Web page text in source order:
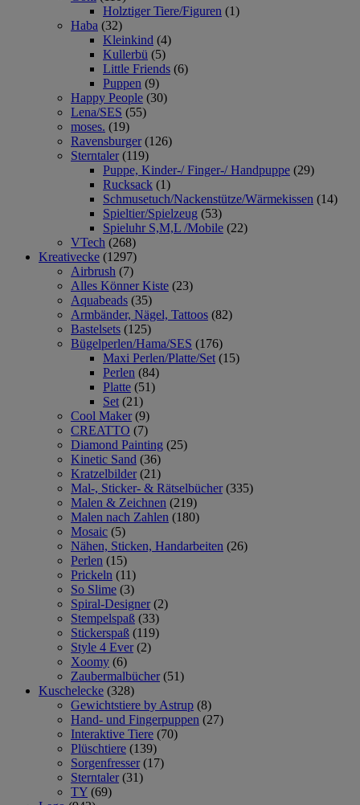
Holztiger Tiere/Figuren (1)
Haba (32)
Kleinkind (4)
Kullerbü (5)
Little Friends (6)
Puppen (9)
Happy People (30)
Lena/SES (55)
moses. (19)
Ravensburger (126)
Sterntaler (119)
Puppe, Kinder-/ Finger-/ Handpuppe (29)
Rucksack (1)
Schmusetuch/Nackenstütze/Wärmekissen (14)
Spieltier/Spielzeug (53)
Spieluhr S,M,L /Mobile (22)
VTech (268)
Kreativecke (1297)
Airbrush (7)
Alles Könner Kiste (23)
Aquabeads (35)
Armbänder, Nägel, Tattoos (82)
Bastelsets (125)
Bügelperlen/Hama/SES (176)
Maxi Perlen/Platte/Set (15)
Perlen (84)
Platte (51)
Set (21)
Cool Maker (9)
CREATTO (7)
Diamond Painting (25)
Kinetic Sand (36)
Kratzelbilder (21)
Mal-, Sticker- & Rätselbücher (335)
Malen & Zeichnen (219)
Malen nach Zahlen (180)
Mosaic (5)
Nähen, Sticken, Handarbeiten (26)
Perlen (15)
Prickeln (11)
So Slime (3)
Spiral-Designer (2)
Stempelspaß (33)
Stickerspaß (119)
Style 4 Ever (2)
Xoomy (6)
Zaubermalbücher (51)
Kuschelecke (328)
Gewichtstiere by Astrup (8)
Hand- und Fingerpuppen (27)
Interaktive Tiere (70)
Plüschtiere (139)
Sorgenfresser (17)
Sterntaler (31)
TY (69)